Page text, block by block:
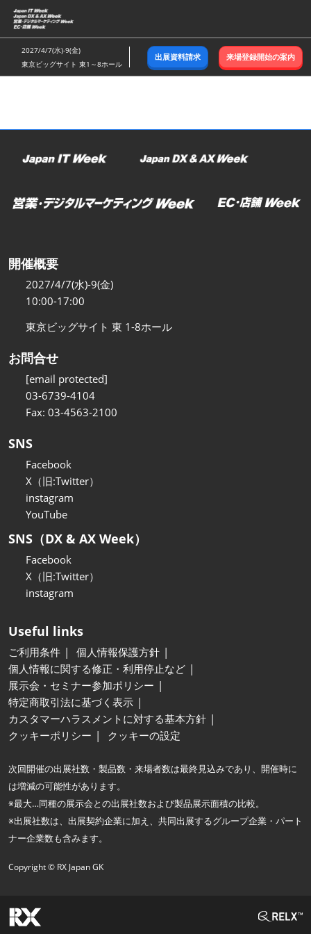
ス
キ
ッ
し
む
2027/4/7(水)-9(金)
東京ビッグサイト 東1～8ホール
出展資料請求 来場登録開始の案内
開催概要
2027/4/7(水)-9(金)
10:00-17:00
東京ビッグサイト 東 1-8ホール
お問合せ
[email protected]
03-6739-4104
Fax: 03-4563-2100
SNS
Facebook
X（旧:Twitter）
instagram
YouTube
SNS（DX & AX Week）
Facebook
X（旧:Twitter）
instagram
Useful links
ご利用条件
個人情報保護方針
個人情報に関する修正・利用停止など
展示会・セミナー参加ポリシー
特定商取引法に基づく表示
カスタマーハラスメントに対する基本方針
クッキーポリシー
クッキーの設定
次回開催の出展社数・製品数・来場者数は最終見込みであり、開催時に
は増減の可能性があります。
※最大…同種の展示会との出展社数および製品展示面積の比較。
※出展社数は、出展契約企業に加え、共同出展するグループ企業・パート
ナー企業数も含みます。
Copyright © RX Japan GK